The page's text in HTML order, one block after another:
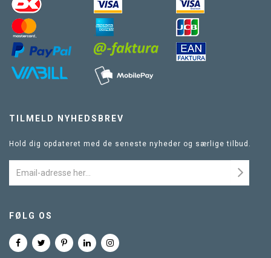
TILMELD NYHEDSBREV
Hold dig opdateret med de seneste nyheder og særlige tilbud.
FØLG OS